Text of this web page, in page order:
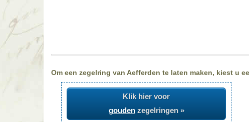
Om een zegelring van Aefferden te laten maken, kiest u
Klik hier voor
goudenzegelringen »